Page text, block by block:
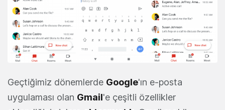
Geçtiğimiz dönemlerde Google'ın e-posta
uygulaması olan Gmail'e çeşitli özellikler